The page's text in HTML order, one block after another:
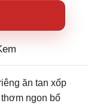
ăn tan xốp
ngon bổ